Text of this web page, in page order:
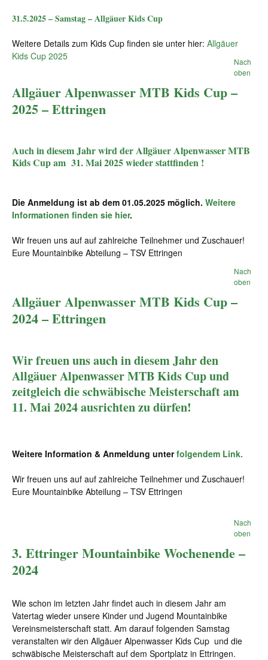
31.5.2025 – Samstag – Allgäuer Kids Cup
Weitere Details zum Kids Cup finden sie unter hier: Allgäuer
Kids Cup 2025
Nach
oben
Allgäuer Alpenwasser MTB Kids Cup –
2025 – Ettringen
Auch in diesem Jahr wird der Allgäuer Alpenwasser MTB
Kids Cup am 31. Mai 2025 wieder stattfinden !
Die Anmeldung ist ab dem 01.05.2025 möglich. Weitere
Informationen finden sie hier.
Wir freuen uns auf auf zahlreiche Teilnehmer und Zuschauer!
Eure Mountainbike Abteilung – TSV Ettringen
Nach
oben
Allgäuer Alpenwasser MTB Kids Cup –
2024 – Ettringen
Wir freuen uns auch in diesem Jahr den
Allgäuer Alpenwasser MTB Kids Cup und
zeitgleich die schwäbische Meisterschaft am
11. Mai 2024 ausrichten zu dürfen!
Weitere Information & Anmeldung unterfolgendem Link.
Wir freuen uns auf auf zahlreiche Teilnehmer und Zuschauer!
Eure Mountainbike Abteilung – TSV Ettringen
Nach
oben
3. Ettringer Mountainbike Wochenende –
2024
Wie schon im letzten Jahr findet auch in diesem Jahr am
Vatertag wieder unsere Kinder und Jugend Mountainbike
Vereinsmeisterschaft statt. Am darauf folgenden Samstag
veranstalten wir den Allgäuer Alpenwasser Kids Cup und die
schwäbische Meisterschaft auf dem Sportplatz in Ettringen.